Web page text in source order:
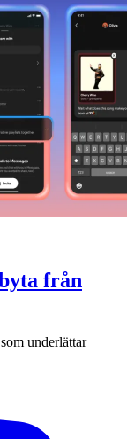
från
underlättar